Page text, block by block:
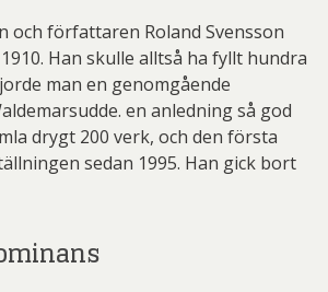
och författaren Roland Svensson
Han skulle alltså ha fyllt hundra
man en genomgående
en anledning så god
drygt 200 verk, och den första
sedan 1995. Han gick bort